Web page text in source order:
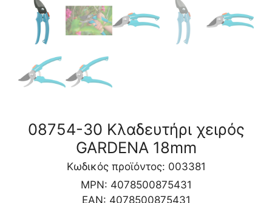
08754-30 Κλαδευτήρι χειρός
GARDENA 18mm
Κωδικός προϊόντος: 003381
MPN: 4078500875431
EAN: 4078500875431